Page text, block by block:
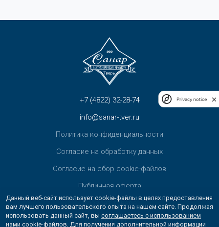
+7 (4822) 32-28-74
info@sanar-tver.ru
Политика конфиденциальности
Согласие на обработку данных
Согласие на сбор cookie-файлов
Публичная оферта
Возврат товара
Контакты
Данный веб-сайт использует cookie-файлы в целях предоставления
вам лучшего пользовательского опыта на нашем сайте. Продолжая
использовать данный сайт, вы соглашаетесь с использованием
нами cookie-файлов. Для получения дополнительной информации
Privacy notice